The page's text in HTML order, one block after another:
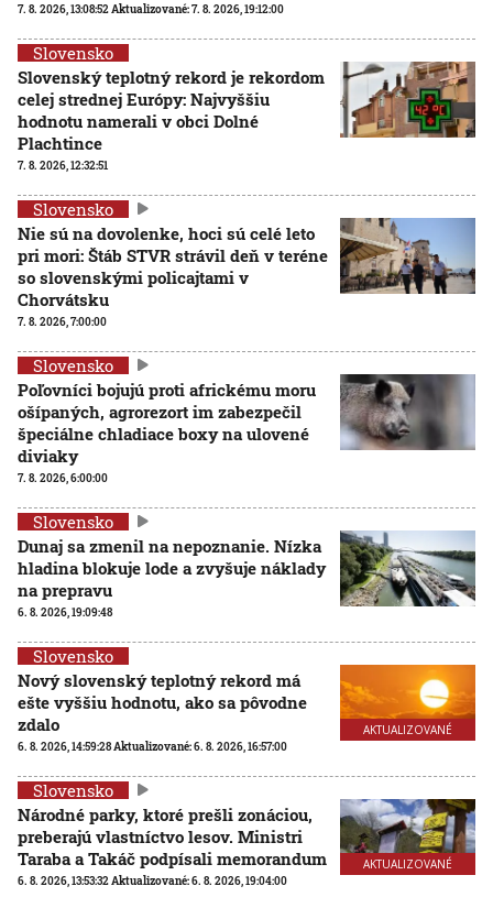
7. 8. 2026, 13:08:52 Aktualizované:7. 8. 2026, 19:12:00
Slovensko
Slovenský teplotný rekord je rekordom
celej strednej Európy: Najvyššiu
hodnotu namerali v obci Dolné
Plachtince
7. 8. 2026, 12:32:51
Slovensko
Nie sú na dovolenke, hoci sú celé leto
pri mori: Štáb STVR strávil deň v teréne
so slovenskými policajtami v
Chorvátsku
7. 8. 2026, 7:00:00
Slovensko
Poľovníci bojujú proti africkému moru
ošípaných, agrorezort im zabezpečil
špeciálne chladiace boxy na ulovené
diviaky
7. 8. 2026, 6:00:00
Slovensko
Dunaj sa zmenil na nepoznanie. Nízka
hladina blokuje lode a zvyšuje náklady
na prepravu
6. 8. 2026, 19:09:48
AKTUALIZOVANÉ
Slovensko
Nový slovenský teplotný rekord má
ešte vyššiu hodnotu, ako sa pôvodne
zdalo
6. 8. 2026, 14:59:28 Aktualizované:6. 8. 2026, 16:57:00
AKTUALIZOVANÉ
Slovensko
Národné parky, ktoré prešli zonáciou,
preberajú vlastníctvo lesov. Ministri
Taraba a Takáč podpísali memorandum
6. 8. 2026, 13:53:32 Aktualizované:6. 8. 2026, 19:04:00